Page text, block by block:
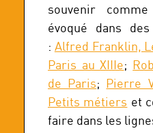
souvenir
évoqué dans
: Alfred Franklin,
Paris au XIIIe;
de Paris; Pierre
Petits métiers et
faire dans les